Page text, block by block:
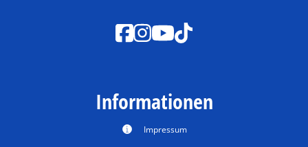
Informationen
Impressum